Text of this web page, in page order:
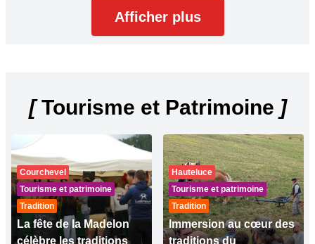
Afficher plus
[Tourisme et Patrimoine ]
Courchevel
Tourisme et patrimoine
Tradition
La fête de la Madelon
célèbre les traditions
Hauteluce
Tourisme et patrimoine
Tradition
Immersion au cœur des
traditions du